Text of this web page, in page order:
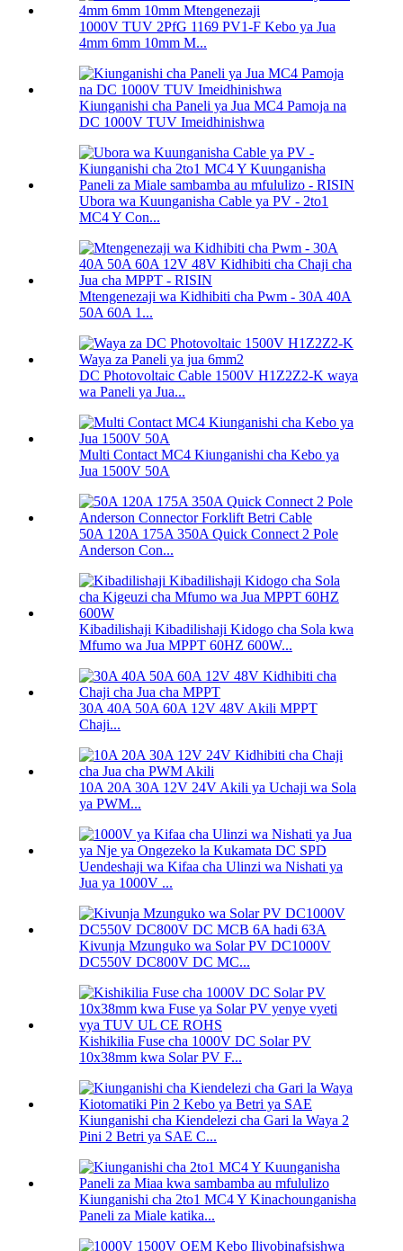
1000V TUV 2PfG 1169 PV1-F Kebo ya Jua
4mm 6mm 10mm M...
Kiunganishi cha Paneli ya Jua MC4 Pamoja na
DC 1000V TUV Imeidhinishwa
Ubora wa Kuunganisha Cable ya PV - 2to1
MC4 Y Con...
Mtengenezaji wa Kidhibiti cha Pwm - 30A 40A
50A 60A 1...
DC Photovoltaic Cable 1500V H1Z2Z2-K waya
wa Paneli ya Jua...
Multi Contact MC4 Kiunganishi cha Kebo ya
Jua 1500V 50A
50A 120A 175A 350A Quick Connect 2 Pole
Anderson Con...
Kibadilishaji Kibadilishaji Kidogo cha Sola kwa
Mfumo wa Jua MPPT 60HZ 600W...
30A 40A 50A 60A 12V 48V Akili MPPT
Chaji...
10A 20A 30A 12V 24V Akili ya Uchaji wa Sola
ya PWM...
Uendeshaji wa Kifaa cha Ulinzi wa Nishati ya
Jua ya 1000V ...
Kivunja Mzunguko wa Solar PV DC1000V
DC550V DC800V DC MC...
Kishikilia Fuse cha 1000V DC Solar PV
10x38mm kwa Solar PV F...
Kiunganishi cha Kiendelezi cha Gari la Waya 2
Pini 2 Betri ya SAE C...
Kiunganishi cha 2to1 MC4 Y Kinachounganisha
Paneli za Miale katika...